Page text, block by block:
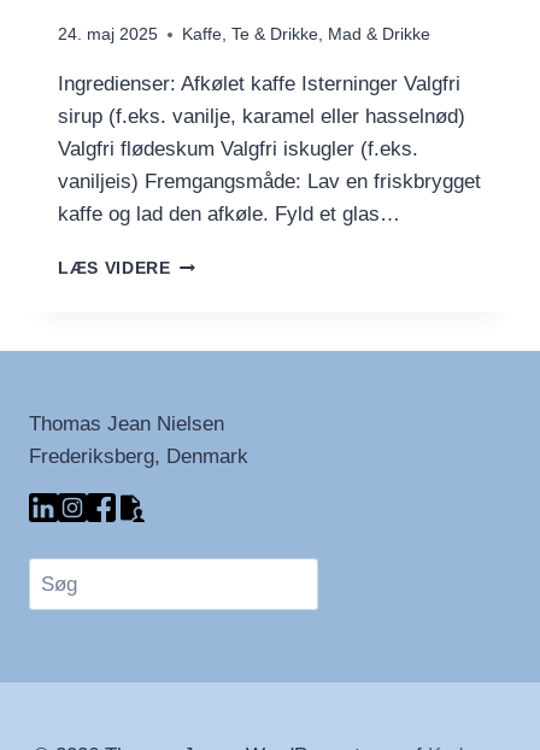
24. maj 2025 Kaffe, Te & Drikke, Mad & Drikke
Ingredienser: Afkølet kaffe Isterninger Valgfri
sirup (f.eks. vanilje, karamel eller hasselnød)
Valgfri flødeskum Valgfri iskugler (f.eks.
vaniljeis) Fremgangsmåde: Lav en friskbrygget
kaffe og lad den afkøle. Fyld et glas…
LÆS VIDEREISKAFFE
Thomas Jean Nielsen
Frederiksberg, Denmark
Søg